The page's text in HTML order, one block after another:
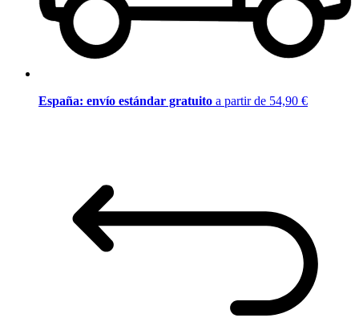
España: envío estándar gratuito a partir de 54,90 €